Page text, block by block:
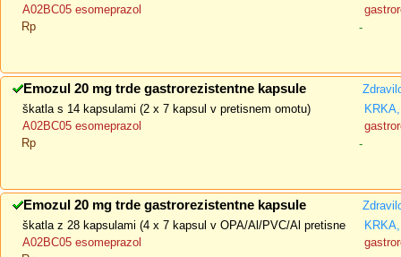
A02BC05 esomeprazol
Rp
-
Emozul 20 mg trde gastrorezistentne kapsule
škatla s 14 kapsulami (2 x 7 kapsul v pretisnem omotu)
A02BC05 esomeprazol
Rp
-
Emozul 20 mg trde gastrorezistentne kapsule
škatla z 28 kapsulami (4 x 7 kapsul v OPA/Al/PVC/Al pretisne
A02BC05 esomeprazol